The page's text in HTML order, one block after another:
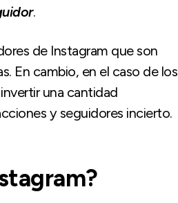
.
de Instagram que son
En cambio, en el caso de los
una cantidad
y seguidores incierto.